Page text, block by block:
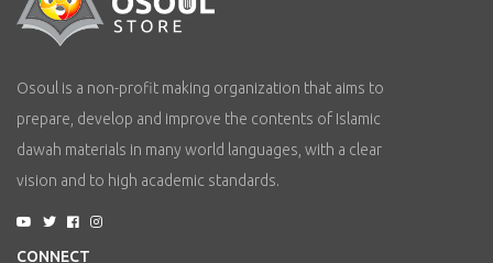
Osoul is a non-profit making organization that aims to
prepare, develop and improve the contents of Islamic
dawah materials in many world languages, with a clear
vision and to high academic standards.
CONNECT